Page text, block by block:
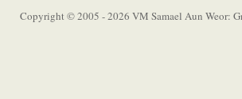
Copyright © 2005 - 2026 VM Samael Aun Weor: